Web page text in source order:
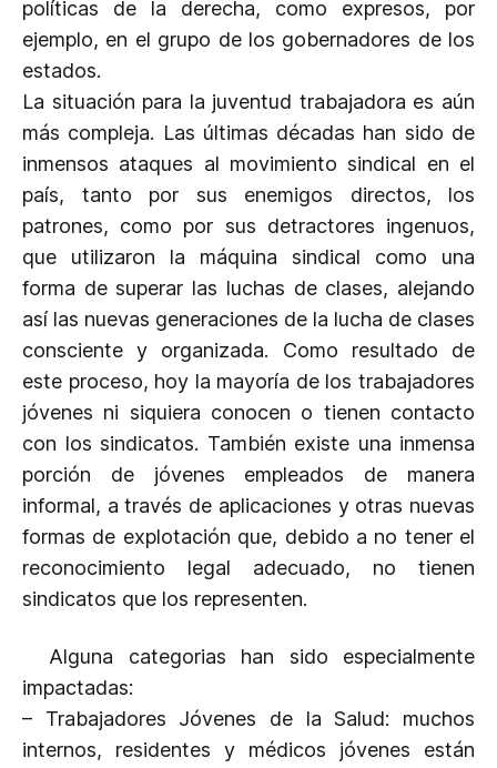
políticas de la derecha, como expresos, por
ejemplo, en el grupo de los gobernadores de los
estados.
La situación para la juventud trabajadora es aún
más compleja. Las últimas décadas han sido de
inmensos ataques al movimiento sindical en el
país, tanto por sus enemigos directos, los
patrones, como por sus detractores ingenuos,
que utilizaron la máquina sindical como una
forma de superar las luchas de clases, alejando
así las nuevas generaciones de la lucha de clases
consciente y organizada. Como resultado de
este proceso, hoy la mayoría de los trabajadores
jóvenes ni siquiera conocen o tienen contacto
con los sindicatos. También existe una inmensa
porción de jóvenes empleados de manera
informal, a través de aplicaciones y otras nuevas
formas de explotación que, debido a no tener el
reconocimiento legal adecuado, no tienen
sindicatos que los representen.
Alguna categorias han sido especialmente
impactadas:
– Trabajadores Jóvenes de la Salud: muchos
internos, residentes y médicos jóvenes están